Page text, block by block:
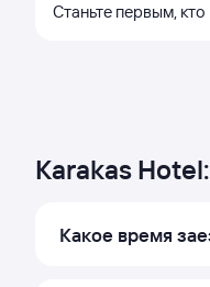
Станьте первым,
Karakas
Какое время